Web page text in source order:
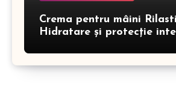
Crema pentru mâini
Hidratare și protecție